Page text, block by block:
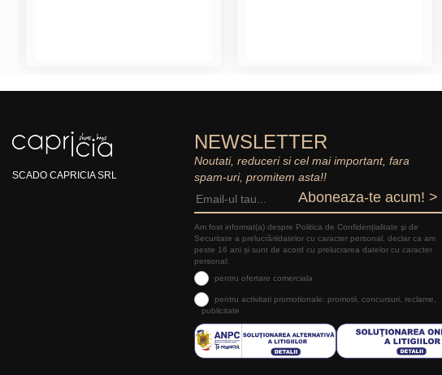
SCADO CAPRICIA SRL
NEWSLETTER
Noutati, reduceri si cel mai important, fara
spam-uri, promitem asta!!
Aboneaza-te acum! >
Am fost informat(a) despre Politica de Confidențialitate şi de
Securitate a prelucrăriidatelor cu caracter personal, declar ca am
peste 16 ani și sunt de acord cu prelucrarea datelor cu caracter
personal:
pentru ofertare comerciala
pentru activitati promotionale: promotii, concursuri, reclame,
publicitate